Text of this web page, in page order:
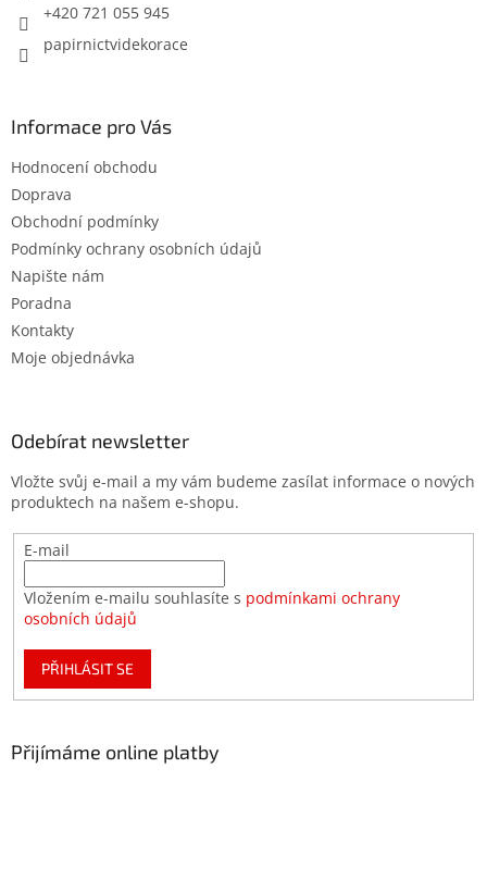
+420 721 055 945
papirnictvidekorace
Informace pro Vás
Hodnocení obchodu
Doprava
Obchodní podmínky
Podmínky ochrany osobních údajů
Napište nám
Poradna
Kontakty
Moje objednávka
Odebírat newsletter
Vložte svůj e-mail a my vám budeme zasílat informace o nových
produktech na našem e-shopu.
E-mail
Vložením e-mailu souhlasíte s podmínkami ochrany
osobních údajů
PŘIHLÁSIT SE
Přijímáme online platby